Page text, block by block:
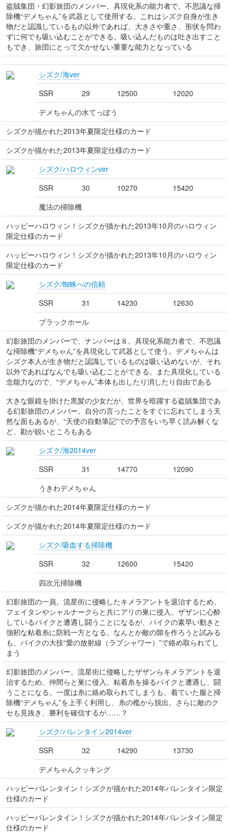
盗賊集団・幻影旅団のメンバー。具現化系の能力者で、不思議な掃
除機“デメちゃん”を武器として使用する。これはシズク自身が生き
物だと認識しているもの以外であれば、大きさや重さ、形状を問わ
ずに何でも吸い込むことができる。吸い込んだものは吐き出すこと
もでき、旅団にとって欠かせない重要な能力となっている
シズク/海ver
SSR
29 12500
12020
デメちゃんの水てっぽう
シズクが描かれた2013年夏限定仕様のカード
シズクが描かれた2013年夏限定仕様のカード
シズク/ハロウィンver
SSR
30 10270
15420
魔法の掃除機
ハッピーハロウィン！シズクが描かれた2013年10月のハロウィン
限定仕様のカード
ハッピーハロウィン！シズクが描かれた2013年10月のハロウィン
限定仕様のカード
シズク/蜘蛛への信頼
SSR
31 14230
12630
ブラックホール
幻影旅団のメンバーで、ナンバーは８。具現化系能力者で、不思議
な掃除機“デメちゃん”を具現化して武器として使う。デメちゃんは
シズク本人が生き物だと認識しているものは吸い込めないが、それ
以外であればなんでも吸い込むことができる。また具現化している
念能力なので、“デメちゃん”本体も出したり消したり自由である
大きな眼鏡を掛けた黒髪の少女だが、世界を暗躍する盗賊集団であ
る幻影旅団のメンバー。自分の言ったことをすぐに忘れてしまう天
然な面もあるが、“天使の自動筆記”での予言をいち早く読み解くな
ど、勘が鋭いところもある
シズク/海2014ver
SSR
31 14770
12090
うきわデメちゃん
シズクが描かれた2014年夏限定仕様のカード
シズクが描かれた2014年夏限定仕様のカード
シズク/吸血する掃除機
SSR
32 12600
15420
四次元掃除機
幻影旅団の一員。流星街に侵略したキメラアントを退治するため、
フェイタンやシャルナークらと共にアリの巣に侵入。ザザンに心酔
しているパイクと遭遇し闘うことになるが、パイクの素早い動きと
強靭な粘着糸に防戦一方となる。なんとか敵の隙を作ろうと試みる
も、パイクの大技“愛の放射線（ラブシャワー）”で絡め取られてし
まう
幻影旅団のメンバー。流星街に侵略したザザンらキメラアントを退
治するため、仲間らと巣に侵入。粘着糸を操るパイクと遭遇し、闘
うことになる。一度は糸に絡め取られてしまうも、着ていた服と掃
除機“デメちゃん”を上手く利用し、糸の檻から脱出。さらに敵のク
セも見抜き、勝利を確信するが……？
シズク/バレンタイン2014ver
SSR
32 14290
13730
デメちゃんクッキング
ハッピーバレンタイン！シズクが描かれた2014年バレンタイン限定
仕様のカード
ハッピーバレンタイン！シズクが描かれた2014年バレンタイン限定
仕様のカード